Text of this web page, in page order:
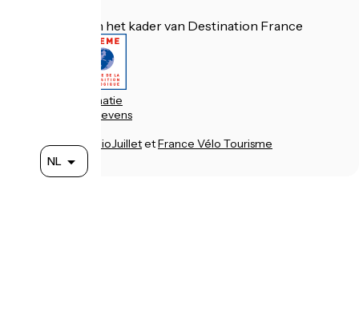
NL
Gefinancierd in het kader van Destination France
Juridische informatie
Persoonlijke gegevens
Réalisation :StudioJuilletetFrance Vélo Tourisme